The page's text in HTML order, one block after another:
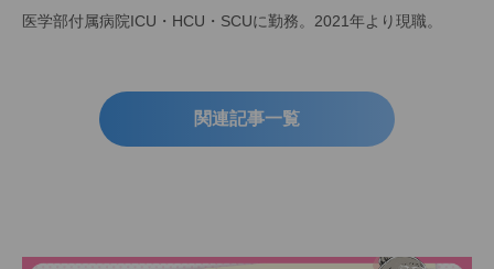
医学部付属病院ICU・HCU・SCUに勤務。2021年より現職。
関連記事一覧